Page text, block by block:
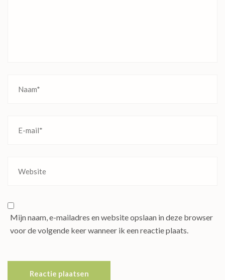
Mijn naam, e-mailadres en website opslaan in deze browser
voor de volgende keer wanneer ik een reactie plaats.